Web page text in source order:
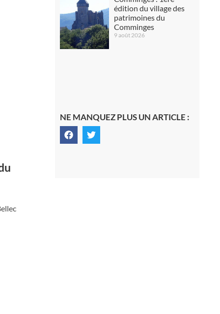
édition du village des
patrimoines du
Comminges
9 août 2026
NE MANQUEZ PLUS UN ARTICLE :